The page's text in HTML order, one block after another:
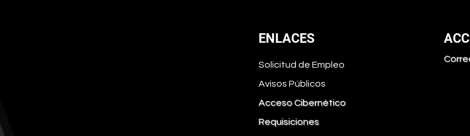
ENLACES
Solicitud de Empleo
Avisos Públicos
Acceso Cibernético
Requisiciones